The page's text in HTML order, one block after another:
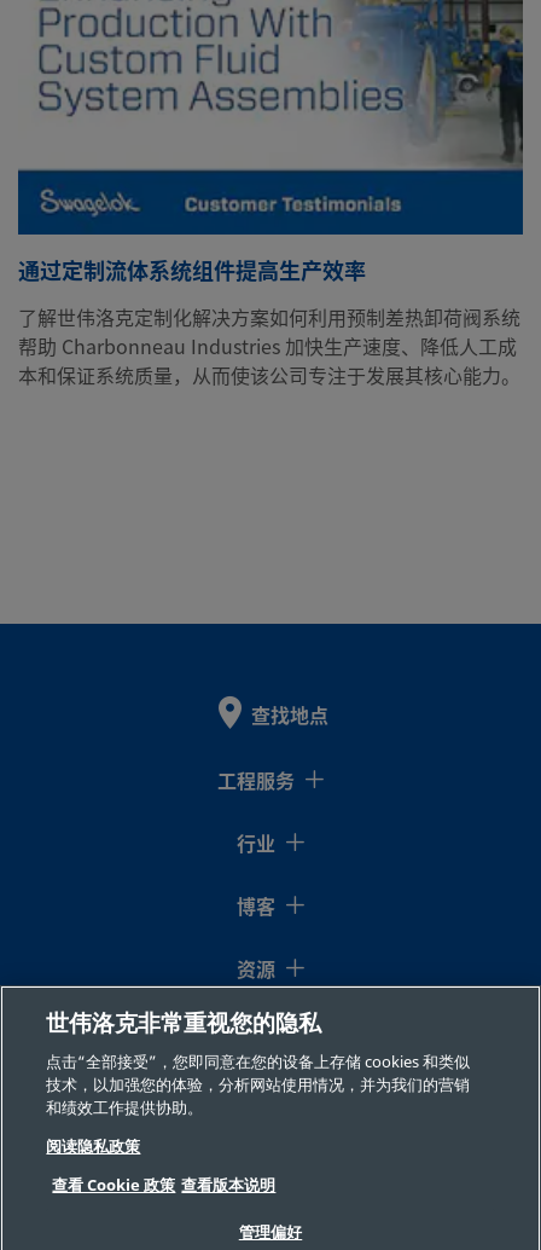
通过定制流体系统组件提高生产效率
了解世伟洛克定制化解决方案如何利用预制差热卸荷阀系统
帮助 Charbonneau Industries 加快生产速度、降低人工成
本和保证系统质量，从而使该公司专注于发展其核心能力。
查找地点
工程服务
行业
博客
资源
关于我们
31011502007437号
世伟洛克非常重视您的隐私
点击“全部接受”，您即同意在您的设备上存储 cookies 和类似
技术，以加强您的体验，分析网站使用情况，并为我们的营销
和绩效工作提供协助。
阅读隐私政策
查看 Cookie 政策 查看版本说明
管理偏好